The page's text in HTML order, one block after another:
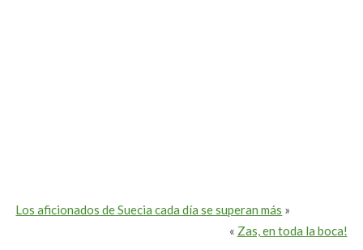
Los aficionados de Suecia cada día se superan más »
« Zas, en toda la boca!